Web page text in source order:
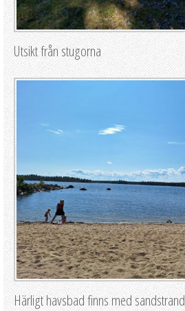
Utsikt från stugorna
Härligt havsbad finns med sandstrand